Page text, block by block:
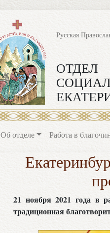
Русская
ОТДЕЛ
Об отделе Работа в
21 ноября 2021 года в
традиционная